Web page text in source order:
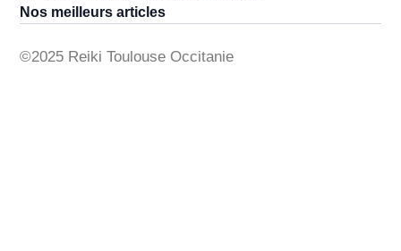
Nos meilleurs articles
©2025 Reiki Toulouse Occitanie